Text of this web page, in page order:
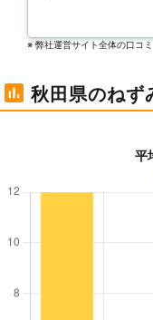
※ 弊社運営サイト全体の⼝コミ
秋田県のねず
平